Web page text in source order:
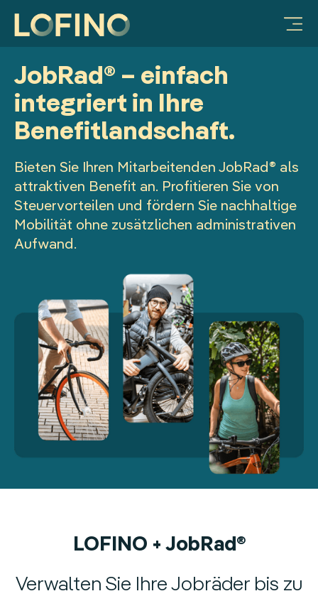
JobRad® – einfach
integriert in Ihre
Benefitlandschaft.
Bieten Sie Ihren Mitarbeitenden JobRad® als
attraktiven Benefit an. Profitieren Sie von
Steuervorteilen und fördern Sie nachhaltige
Mobilität ohne zusätzlichen administrativen
Aufwand.
LOFINO + JobRad®
Verwalten Sie Ihre Jobräder bis zu
Mobilitätsbudget
Warum LOFINO?
App für Mitarbeitende
Case Studies
Integrationen
Vorteile für Unternehmen
Lohnkostenoptimierung
Unternehmen
Arbeiten bei LOFINO
Ressourcen
Glossar
FAQ & Hilfe
Ratgeber
Mobilitätsbudget
Fitness
Internetpauschale
Mitarbeiter-Benefits
FAQ & Hilfe